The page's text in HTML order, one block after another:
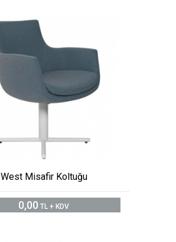
West Misafir Koltuğu
0,00 TL + KDV